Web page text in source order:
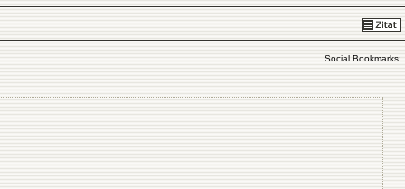
Social Bookmarks: